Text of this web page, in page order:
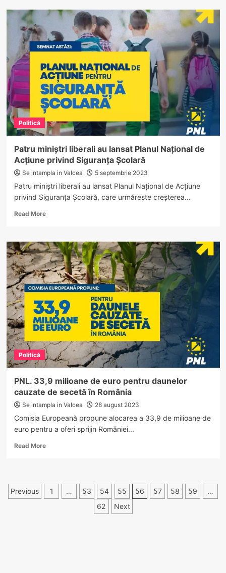
Președintele
La
Ministerul
continuă
deschiderea
finanțărilor
pentru
proiectele
din
Programul „Anghel
Saligny”
Politică
Patru miniștri liberali au lansat Planul Național de
Acțiune privind Siguranța Școlară
Se intampla in Valcea 5 septembrie 2023
Patru miniștri liberali au lansat Planul Național de Acțiune
privind Siguranța Școlară, care urmărește creșterea...
Read MoreRead
Patru
miniștri
liberali
au
lansat
Planul
Național
de
Acțiune
privind
Școlară
Politică
PNL. 33,9 milioane de euro pentru daunelor
cauzate de secetă în România
Se intampla in Valcea 28 august 2023
Comisia Europeană propune alocarea a 33,9 de milioane de
euro pentru a oferi sprijin României...
Read MoreRead
33,9
milioane
Paginație
Previous 1 … 53 54 55 56 57 58 59
…
62
Next